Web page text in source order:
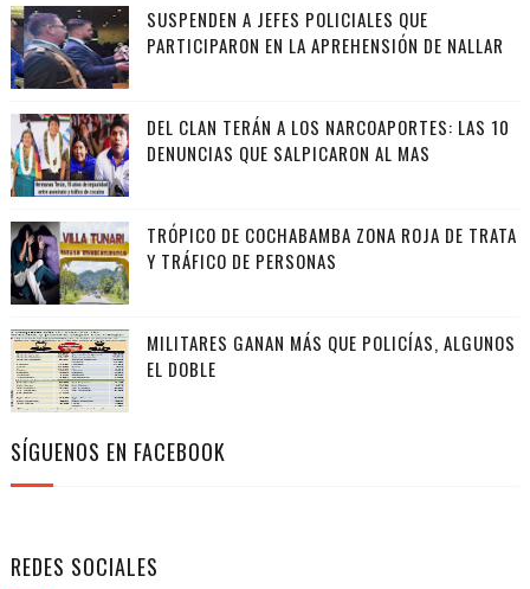
SUSPENDEN A JEFES POLICIALES QUE
PARTICIPARON EN LA APREHENSIÓN DE NALLAR
DEL CLAN TERÁN A LOS NARCOAPORTES: LAS 10
DENUNCIAS QUE SALPICARON AL MAS
TRÓPICO DE COCHABAMBA ZONA ROJA DE TRATA
Y TRÁFICO DE PERSONAS
MILITARES GANAN MÁS QUE POLICÍAS, ALGUNOS
EL DOBLE
SÍGUENOS EN FACEBOOK
REDES SOCIALES